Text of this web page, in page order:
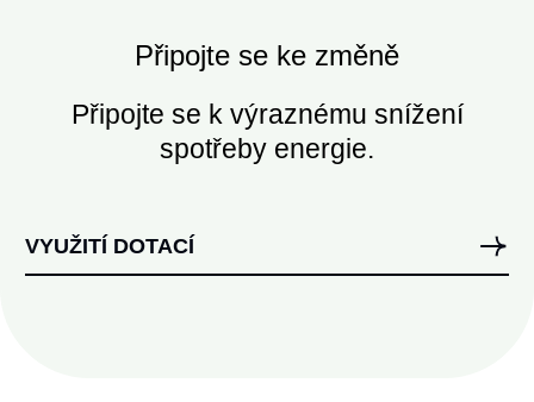
Připojte se ke změně
Připojte se k výraznému snížení
spotřeby energie.
VYUŽITÍ DOTACÍ